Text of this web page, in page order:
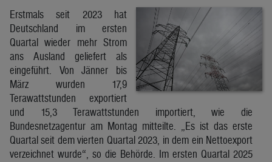
Erstmals seit 2023 hat
Deutschland im ersten
Quartal wieder mehr Strom
ans Ausland geliefert als
eingeführt. Von Jänner bis
März wurden 17,9
Terawattstunden exportiert
und 15,3 Terawattstunden importiert, wie die
Bundesnetzagentur am Montag mitteilte. „Es ist das erste
Quartal seit dem vierten Quartal 2023, in dem ein Nettoexport
verzeichnet wurde“, so die Behörde. Im ersten Quartal 2025